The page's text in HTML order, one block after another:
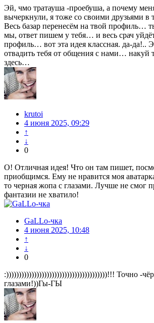
Эй, чмо тратауша -проебуша, а почему
вычеркнули, я тоже со своими друзьями в
Весь базар перенесём на твой профиль…
мы, ответ пишем у тебя… и весь срач
профиль… вот эта идея классная. да-да!..
отвадить тебя от общения с нами… накуй
здесь…
krutoi
4 июня 2025, 09:29
↑
↓
0
О! Отличная идея! Что он там пишет,
приобщимся. Ему не нравится моя
то черная жопа с глазами. Лучше не смог
фантазии не хватило!
GaLLo-чка
4 июня 2025, 10:48
↑
↓
0
:))))))))))))))))))))))))))))))))))))))))!!! Точно -
глазами!))Гы-ГЫ